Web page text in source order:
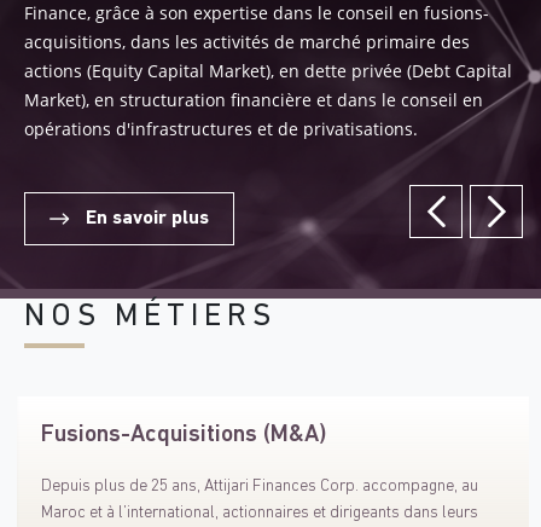
Finance, grâce à son expertise dans le conseil en fusions-
acquisitions, dans les activités de marché primaire des
actions (Equity Capital Market), en dette privée (Debt Capital
Market), en structuration financière et dans le conseil en
opérations d'infrastructures et de privatisations.
En savoir plus
NOS MÉTIERS
Fusions-Acquisitions (M&A)
Depuis plus de 25 ans, Attijari Finances Corp. accompagne, au
Maroc et à l’international, actionnaires et dirigeants dans leurs